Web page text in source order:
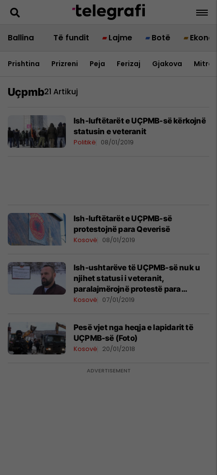
Ballina Të fundit Lajme Botë
Prishtina Prizreni Peja Ferizaj Gjakova
Uçpmb21 Artikuj
Ish-luftëtarët e UÇPMB-së kërkojnë
statusin e veteranit
Politikë 08/01/2019
Ish-luftëtarët e UÇPMB-së
protestojnë para Qeverisë
Kosovë 08/01/2019
Ish-ushtarëve të UÇPMB-së nuk u
njihet statusi i veteranit,
paralajmërojnë protestë para
Qeverisë (Video)
Kosovë 07/01/2019
Pesë vjet nga heqja e lapidarit të
UÇPMB-së (Foto)
Kosovë 20/01/2018